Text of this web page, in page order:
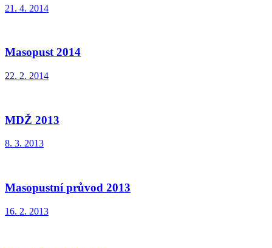
21. 4. 2014
Masopust 2014
22. 2. 2014
MDŽ 2013
8. 3. 2013
Masopustní průvod 2013
16. 2. 2013